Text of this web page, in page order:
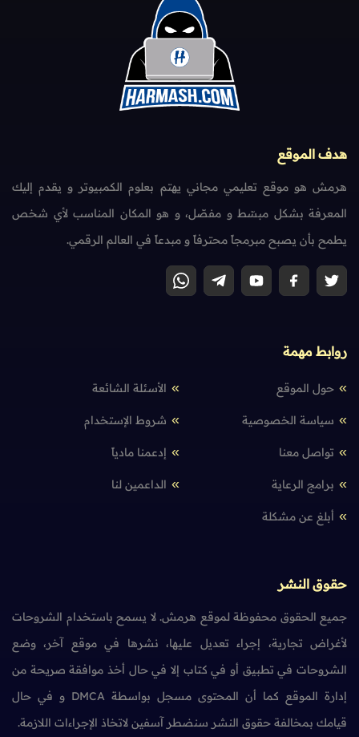
هدف الموقع
هرمش هو موقع تعليمي مجاني يهتم بعلوم الكمبيوتر و يقدم إليك
المعرفة بشكل مبسّط و مفصّل، و هو المكان المناسب لأي شخص
يطمح بأن يصبح مبرمجاً محترفاً و مبدعاً في العالم الرقمي.
روابط مهمة
حول الموقع الأسئلة الشائعة
سياسة الخصوصية شروط الإستخدام
تواصل معنا إدعمنا مادياً
برامج الرعاية الداعمين لنا
أبلغ عن مشكلة
حقوق النشر
جميع الحقوق محفوظة لموقع هرمش. لا يسمح باستخدام الشروحات
لأغراض تجارية، إجراء تعديل عليها، نشرها في موقع آخر، وضع
الشروحات في تطبيق أو في كتاب إلا في حال أخذ موافقة صريحة من
إدارة الموقع كما أن المحتوى مسجل بواسطة DMCA و في حال
قيامك بمخالفة حقوق النشر سنضطر آسفين لاتخاذ الإجراءات اللازمة.